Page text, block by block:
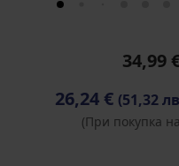
34,99
26,24 € (51,32
(При покупка